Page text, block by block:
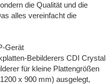
die Qualität und die
alles vereinfacht die
Gerät
Bebilderers CDI Crystal
für kleine Plattengrößen
x 900 mm) ausgelegt,